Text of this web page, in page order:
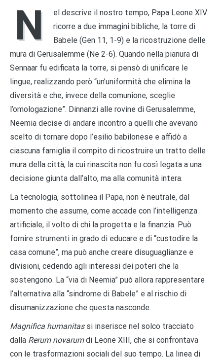
N
el descrive il nostro tempo, Papa Leone XIV
ricorre a due immagini bibliche, la torre di
Babele (Gen 11, 1-9) e la ricostruzione delle
mura di Gerusalemme (Ne 2-6). Quando nella pianura di
Sennaar fu edificata la torre, si pensò di unificare le
lingue, realizzando però “un’uniformità che elimina la
diversità e che, invece della comunione, sceglie
l’omologazione”. Dinnanzi alle rovine di Gerusalemme,
Neemia decise di andare incontro a quelli che avevano
scelto di tornare dopo l’esilio babilonese e affidò a
ciascuna famiglia il compito di ricostruire un tratto delle
mura della città, la cui rinascita non fu così legata a una
decisione giunta dall’alto, ma alla comunità intera.
La tecnologia, sottolinea il Papa, non è neutrale, dal
momento che assume, come accade con l’intelligenza
artificiale, il volto di chi la progetta e la finanzia. Può
fornire strumenti in grado di educare e di “custodire la
casa comune”, ma può anche creare disuguaglianze e
divisioni, cedendo agli interessi dei poteri che la
sostengono. La “via di Neemia” può allora rappresentare
l’alternativa alla “sindrome di Babele” e al rischio di
disumanizzazione che questa nasconde.
Magnifica humanitassi inserisce nel solco tracciato
dalla Rerum novarumdi Leone XIII, che si confrontava
con le trasformazioni sociali del suo tempo. La linea di